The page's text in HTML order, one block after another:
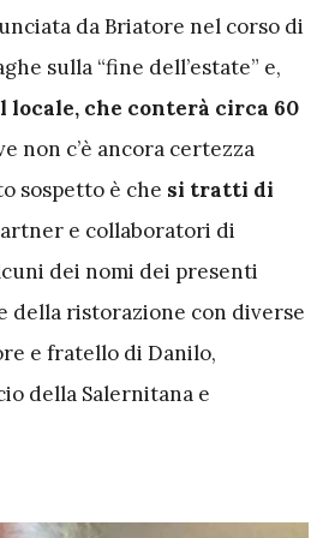
da Briatore nel corso di
sulla “fine dell’estate” e,
locale, che conterà circa 60
non c’è ancora certezza
sospetto è che si tratti di
e collaboratori di
dei nomi dei presenti
della ristorazione con diverse
e fratello di Danilo,
della Salernitana e